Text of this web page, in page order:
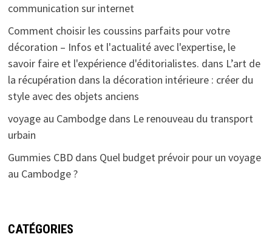
communication sur internet
Comment choisir les coussins parfaits pour votre
décoration – Infos et l'actualité avec l'expertise, le
savoir faire et l'expérience d'éditorialistes. dans L’art de
la récupération dans la décoration intérieure : créer du
style avec des objets anciens
voyage au Cambodgedans Le renouveau du transport
urbain
Gummies CBDdans Quel budget prévoir pour un voyage
au Cambodge ?
CATÉGORIES